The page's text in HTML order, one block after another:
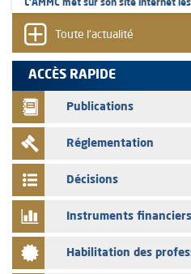
L’AMMC met sur son site internet
03/08/2026
Saham Bank – Mise à jour annuelle
programme d'émission de certificats
03/08/2026
L’AMMC met sur son site internet
émetteurs en date du 3 août 2026
Liste des agréments et visas
03/08/2026
L' AMMC publie les indicateurs
le mois de Juin 2026
Toute l'actualité
ACCÈS RAPIDE
Publications
Réglementation
Décisions
Instruments financiers
Habilitation des